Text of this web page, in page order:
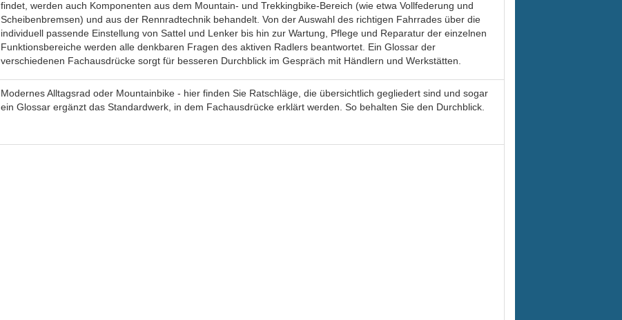
findet, werden auch Komponenten aus dem Mountain- und Trekkingbike-Bereich (wie etwa Vollfederung und
Scheibenbremsen) und aus der Rennradtechnik behandelt. Von der Auswahl des richtigen Fahrrades über die
individuell passende Einstellung von Sattel und Lenker bis hin zur Wartung, Pflege und Reparatur der einzelnen
Funktionsbereiche werden alle denkbaren Fragen des aktiven Radlers beantwortet. Ein Glossar der
verschiedenen Fachausdrücke sorgt für besseren Durchblick im Gespräch mit Händlern und Werkstätten.
Modernes Alltagsrad oder Mountainbike - hier finden Sie Ratschläge, die übersichtlich gegliedert sind und sogar
ein Glossar ergänzt das Standardwerk, in dem Fachausdrücke erklärt werden. So behalten Sie den Durchblick.